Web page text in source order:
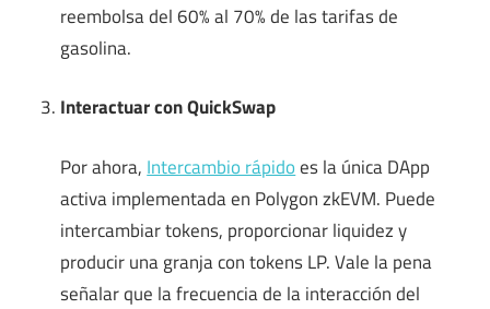
reembolsa del 60% al 70% de las tarifas de
gasolina.
Interactuar con QuickSwap
Por ahora, Intercambio rápidoes la única DApp
activa implementada en Polygon zkEVM. Puede
intercambiar tokens, proporcionar liquidez y
producir una granja con tokens LP. Vale la pena
señalar que la frecuencia de la interacción del